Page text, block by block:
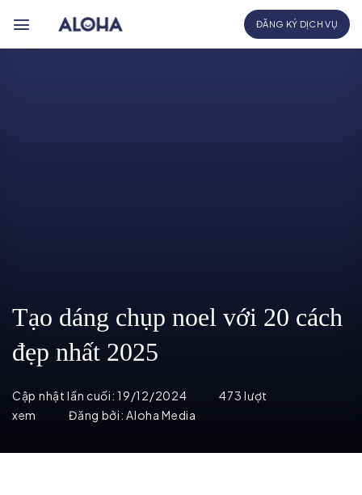
qua
ĐĂNG KÝ DỊCH VỤ
Tạo dáng chụp noel với 20 cách
đẹp nhất 2025
Cập nhật lần cuối:19/12/2024
473 lượt
xem
Đăng bởi:Aloha Media